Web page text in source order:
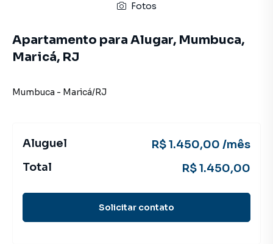
Fotos
Apartamento para Alugar, Mumbuca,
Maricá, RJ
Mumbuca - Maricá/RJ
Aluguel
R$ 1.450,00 /mês
Total
R$ 1.450,00
Solicitar contato